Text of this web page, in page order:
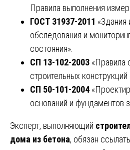
Правила выполнения
ГОСТ 31937-2011
обследования и
состояния».
СП 13-102-2003 «Правила
строительных
СП 50-101-2004
оснований и фундаментов
Эксперт, выполняющий
дома из бетона, обязан